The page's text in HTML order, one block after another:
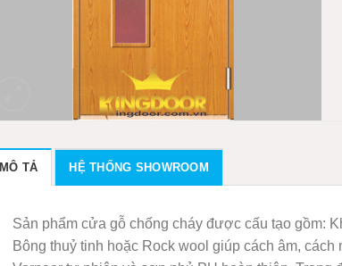
MÔ TẢ HỆ THỐNG SHOWROOM
Sản phẩm cửa gỗ chống cháy được cấu tạo gồm:
Bông thuỷ tinh hoặc Rock wool giúp cách âm,